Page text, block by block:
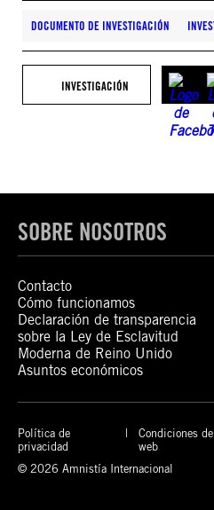
DOCUMENTO DE INVESTIGACIÓN
INVESTIGACIÓN
SOBRE NOSOTROS
Contacto
Cómo funcionamos
Declaración de transparencia
sobre la Ley de Esclavitud
Moderna de Reino Unido
Asuntos económicos
Política de
privacidad
Condiciones
web
© 2026 Amnistía Internacional